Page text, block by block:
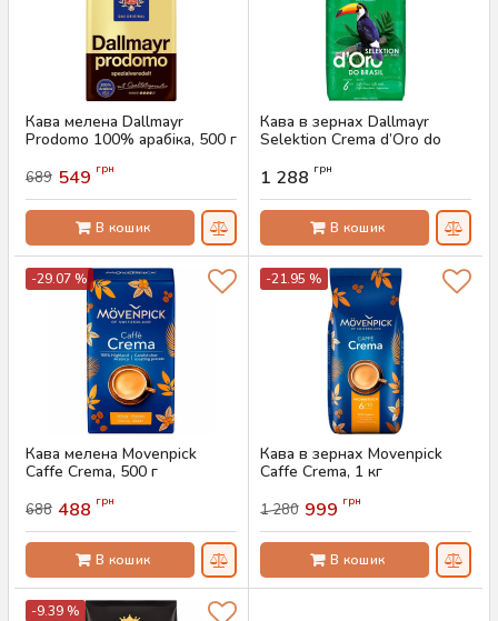
Кава мелена Dallmayr
Prodomo 100% арабіка, 500 г
689 549 грн
В кошик
Кава в зернах Dallmayr
Selektion Crema d’Oro do
Артикул: AS-00740
1 288 грн
В кошик
-29.07 %
Кава мелена Movenpick
Caffe Crema, 500 г
688 488 грн
В кошик
-21.95 %
Кава в зернах Movenpick
Caffe Crema, 1 кг
1 280 999 грн
В кошик
-9.39 %